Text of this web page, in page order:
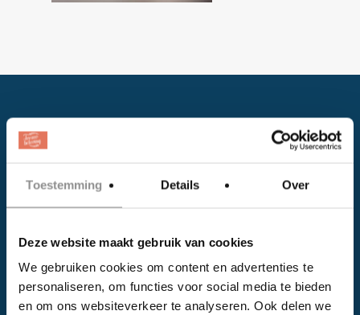
Toestemming Details Over
Deze website maakt gebruik van cookies
We gebruiken cookies om content en advertenties te
personaliseren, om functies voor social media te bieden
en om ons websiteverkeer te analyseren. Ook delen we
Instagram
EVENTS